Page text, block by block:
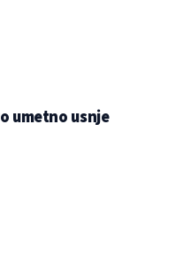
umetno usnje